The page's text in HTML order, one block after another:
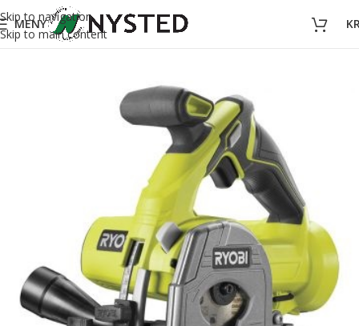
Skip to navigation
Skip to main content
MENY